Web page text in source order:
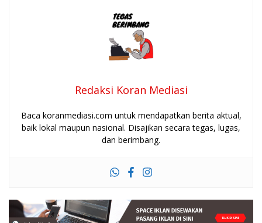
Redaksi Koran Mediasi
Baca koranmediasi.com untuk mendapatkan berita aktual,
baik lokal maupun nasional. Disajikan secara tegas, lugas,
dan berimbang.